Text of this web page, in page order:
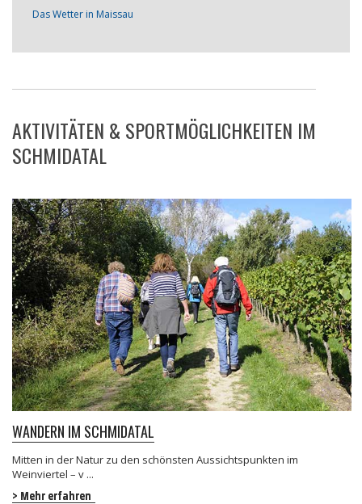
Das Wetter in Maissau
AKTIVITÄTEN & SPORTMÖGLICHKEITEN IM
SCHMIDATAL
WANDERN IM SCHMIDATAL
Mitten in der Natur zu den schönsten Aussichtspunkten im
Weinviertel – v ...
> Mehr erfahren